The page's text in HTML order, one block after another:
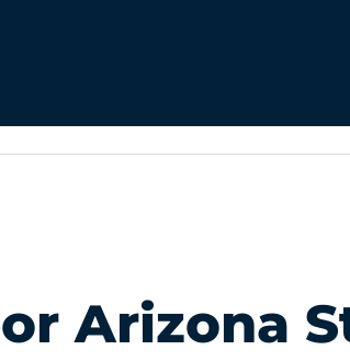
Arizona